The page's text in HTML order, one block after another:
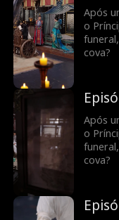
Após
o
cova?
Após
o
cova?